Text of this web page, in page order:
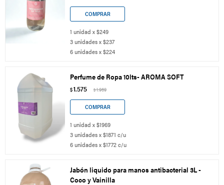
1 unidad x $249
3 unidades x $237
6 unidades x $224
Perfume de Ropa 10lts- AROMA SOFT
$1.575 $1.969
1 unidad x $1969
3 unidades x $1871 c/u
6 unidades x $1772 c/u
Jabón liquido para manos antibacterial 3L -
Coco y Vainilla